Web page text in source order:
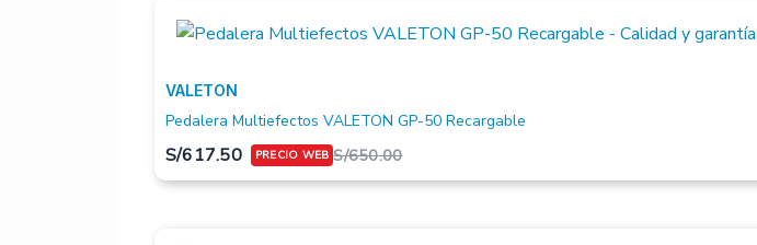
VALETON
Pedalera Multiefectos VALETON GP-50 Recargable
S/650.00
S/617.50